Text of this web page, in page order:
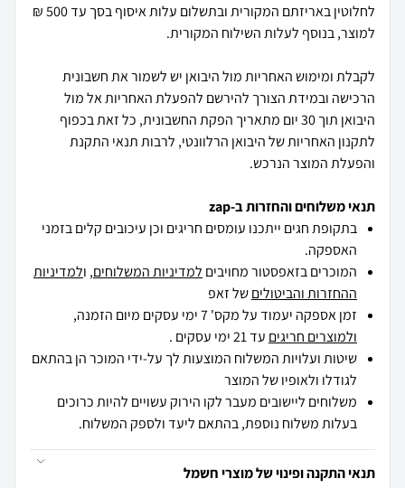
לחלוטין באריזתם המקורית ובתשלום עלות איסוף בסך עד 500 ₪
לקבלת ומימוש האחריות מול היבואן יש לשמור את חשבונית
הרכישה ובמידת הצורך להירשם להפעלת האחריות אל מול
היבואן תוך 30 יום מתאריך הפקת החשבונית, כל זאת בכפוף
לתקנון האחריות של היבואן הרלוונטי, לרבות תנאי התקנת
והפעלת המוצר הנרכש.
תנאי משלוחים והחזרות ב-zap
בתקופת חגים ייתכנו עומסים חריגים וכן עיכובים קלים בזמני
האספקה.
המוכרים בזאפסטור מחויבים למדיניות המשלוחים, ולמדיניות
ההחזרות והביטוליםשל זאפ
זמן אספקה יעמוד על מקס' 7 ימי עסקים מיום הזמנה,
ולמוצרים חריגים עד 21 ימי עסקים .
שיטות ועלויות המשלוח המוצעות לך על-ידי המוכר הן בהתאם
לגודלו ולאופיו של המוצר
משלוחים ליישובים מעבר לקו הירוק עשויים להיות כרוכים
בעלות משלוח נוספת, בהתאם ליעד ולספק המשלוח.
תנאי התקנה ופינוי של מוצרי חשמל